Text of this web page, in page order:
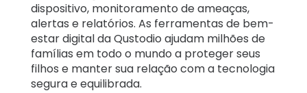
dispositivo, monitoramento de ameaças,
alertas e relatórios. As ferramentas de bem-
estar digital da Qustodio ajudam milhões de
famílias em todo o mundo a proteger seus
filhos e manter sua relação com a tecnologia
segura e equilibrada.